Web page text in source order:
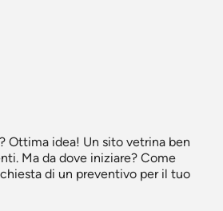
Ottima idea! Un sito vetrina ben
Ma da dove iniziare? Come
di un preventivo per il tuo